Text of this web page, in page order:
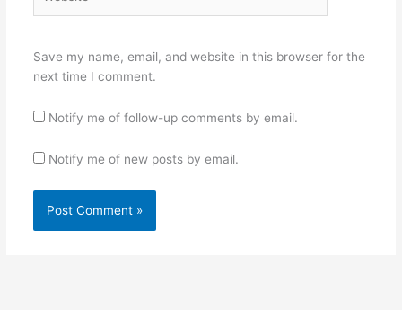
Save my name, email, and website in this browser for the
next time I comment.
Notify me of follow-up comments by email.
Notify me of new posts by email.